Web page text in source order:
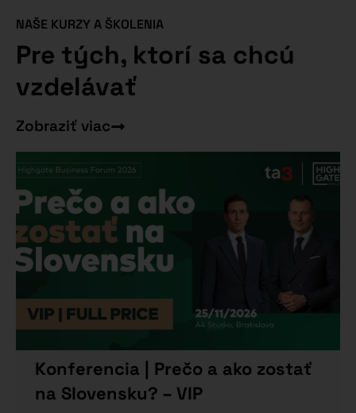
NAŠE KURZY A ŠKOLENIA
Pre tých, ktorí sa chcú
vzdelávať
Zobraziť viac
Konferencia | Prečo a ako zostať
na Slovensku? – VIP